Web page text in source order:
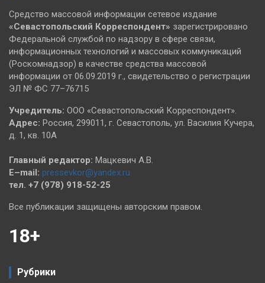
Средство массовой информации сетевое издание
«Севастопольский Корреспондент» зарегистрировано
Федеральной службой по надзору в сфере связи,
информационных технологий и массовых коммуникаций
(Роскомнадзор) в качестве средства массовой
информации от 06.09.2019 г., свидетельство о регистрации
ЭЛ № ФС 77–76715
Учредитель: ООО «Севастопольский Корреспондент».
Адрес: Россия, 299011, г. Севастополь, ул. Василия Кучера,
д. 1, кв. 10А
Главный редактор: Мацкевич А.В.
E–mail: pressevkor@yandex.ru
тел. +7 (978) 918-52-25
Все публикации защищены авторским правом.
18+
Рубрики